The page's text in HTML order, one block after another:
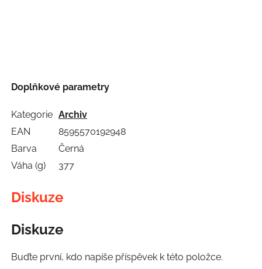
Doplňkové parametry
Kategorie Archiv
EAN
8595570192948
Barva
Černá
Váha (g)
377
Diskuze
Diskuze
Buďte první, kdo napíše příspěvek k této položce.